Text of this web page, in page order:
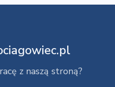
z naszą stroną?